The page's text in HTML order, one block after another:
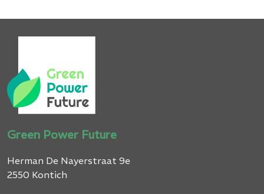
Green Power Future
Herman De Nayerstraat 9e
2550 Kontich